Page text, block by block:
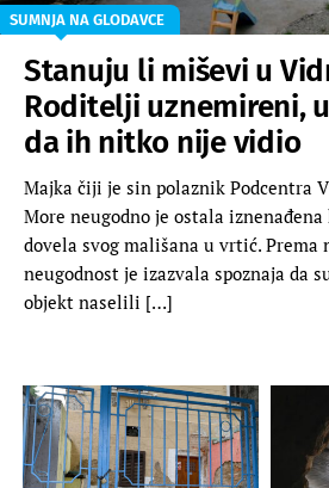
SUMNJA NA GLODAVCE
Stanuju li miševi u
Roditelji uznemireni,
da ih nitko nije vidio
Majka čiji je sin polaznik Podcentra
More neugodno je ostala
dovela svog mališana u vrtić. Prema
neugodnost je izazvala spoznaja da
objekt naselili […]